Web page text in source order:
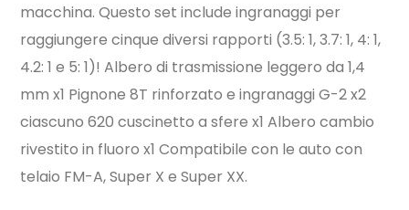
macchina. Questo set include ingranaggi per
raggiungere cinque diversi rapporti (3.5: 1, 3.7: 1, 4: 1,
4.2: 1 e 5: 1)! Albero di trasmissione leggero da 1,4
mm x1 Pignone 8T rinforzato e ingranaggi G-2 x2
ciascuno 620 cuscinetto a sfere x1 Albero cambio
rivestito in fluoro x1 Compatibile con le auto con
telaio FM-A, Super X e Super XX.